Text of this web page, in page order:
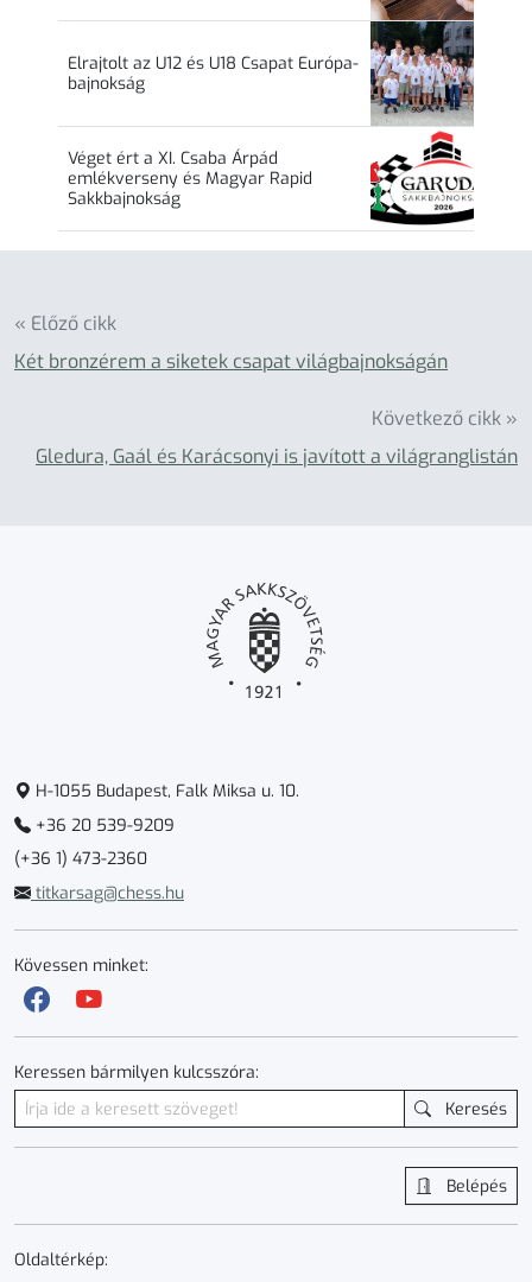
Elrajtolt az U12 és U18 Csapat Európa-
bajnokság
Véget ért a XI. Csaba Árpád
emlékverseny és Magyar Rapid
Sakkbajnokság
« Előző cikk
Két bronzérem a siketek csapat világbajnokságán
Következő cikk »
Gledura, Gaál és Karácsonyi is javított a világranglistán
H-1055 Budapest, Falk Miksa u. 10.
+36 20 539-9209
(+36 1) 473-2360
titkarsag@chess.hu
Kövessen minket:
Keressen bármilyen kulcsszóra:
Keresés
Belépés
Oldaltérkép: